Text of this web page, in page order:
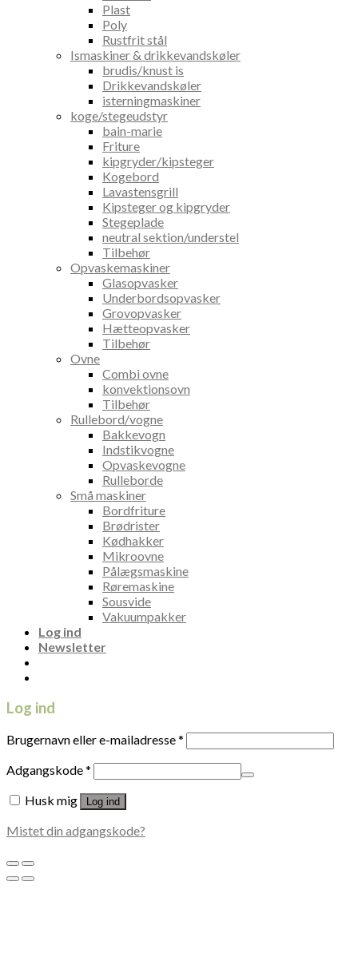
Plast
Poly
Rustfrit stål
Ismaskiner & drikkevandskøler
brudis/knust is
Drikkevandskøler
isterningmaskiner
koge/stegeudstyr
bain-marie
Friture
kipgryder/kipsteger
Kogebord
Lavastensgrill
Kipsteger og kipgryder
Stegeplade
neutral sektion/understel
Tilbehør
Opvaskemaskiner
Glasopvasker
Underbordsopvasker
Grovopvasker
Hætteopvasker
Tilbehør
Ovne
Combi ovne
konvektionsovn
Tilbehør
Rullebord/vogne
Bakkevogn
Indstikvogne
Opvaskevogne
Rulleborde
Små maskiner
Bordfriture
Brødrister
Kødhakker
Mikroovne
Pålægsmaskine
Røremaskine
Sousvide
Vakuumpakker
Log ind
Newsletter
Log ind
Brugernavn eller e-mailadresse*
Adgangskode*
Husk mig
Log ind
Mistet din adgangskode?